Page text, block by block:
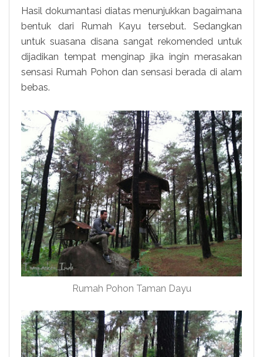
Hasil dokumantasi diatas menunjukkan bagaimana
bentuk dari Rumah Kayu tersebut. Sedangkan
untuk suasana disana sangat rekomended untuk
dijadikan tempat menginap jika ingin merasakan
sensasi Rumah Pohon dan sensasi berada di alam
bebas.
Rumah Pohon Taman Dayu